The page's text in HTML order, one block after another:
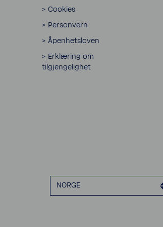
> Cookies
> Personvern
> Åpenhetsloven
> Erklæring om
tilgjengelighet
NORGE